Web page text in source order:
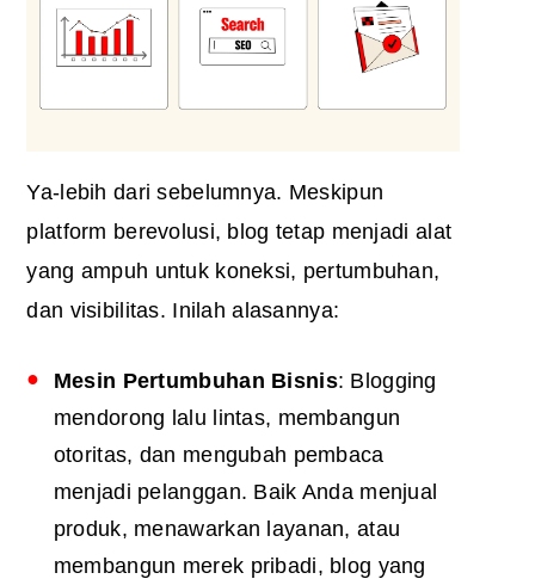
Ya-lebih dari sebelumnya. Meskipun
platform berevolusi, blog tetap menjadi alat
yang ampuh untuk koneksi, pertumbuhan,
dan visibilitas. Inilah alasannya:
Mesin Pertumbuhan Bisnis: Blogging
mendorong lalu lintas, membangun
otoritas, dan mengubah pembaca
menjadi pelanggan. Baik Anda menjual
produk, menawarkan layanan, atau
membangun merek pribadi, blog yang